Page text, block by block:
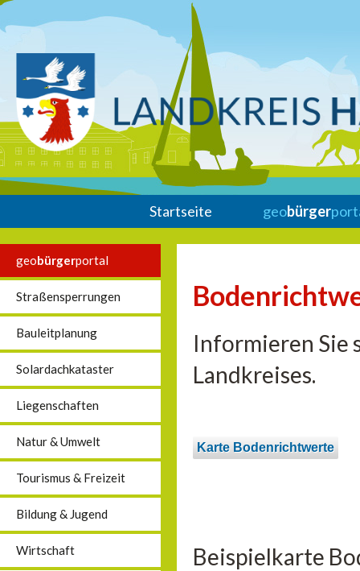
Startseite geobürger
geobürgerportal
Straßensperrungen
Bauleitplanung
Solardachkataster
Liegenschaften
Natur & Umwelt
Tourismus & Freizeit
Bildung & Jugend
Wirtschaft
Informieren Sie
Landkreises.
Karte Bodenrichtwerte
Beispielkarte